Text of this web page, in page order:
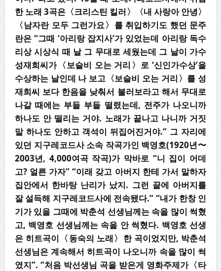
한 노래 3곡은〈크리스틴 킬러〉〈내 사랑아 안녕〉
〈남자란 모두 그런가요〉를 취입하기도 했던 문주
란은 “그때 ‘아리랑 잡지사’가 있었는데 아리랑 독수
리상 시상식 때 날 그 무대로 세웠는데 그 날이 가수
성재희씨가〈보슬비 오는 거리〉로 ‘신인가수상’을
수상하는 날인데 나 보고〈보슬비 오는 거리〉를 성
재희씨 보다 한음을 낮춰서 불러보라고 해서 무대로
나갈 때에는 부들 부들 떨렸는데, 전주가 나오니까
하나도 안 떨리는 거야. 노래가 끝나고 나니까 거짓
말 하나도 안하고 객석이 뒤집어진거야.” 그 자리에
있던 지구레코드사 소속 작곡가인 백영호(1920년〜
2003년, 4,000여곡 작곡)가 막바로 “니 집이 어데
고? 얼른 가자” “이래 갖고 아버지 한테 가서 말하자
집안에서 한바탕 난리가 났지. 그런 끝에 아버지를
잘 설득해 지구레코드사에 전속됐다.” “내가 한창 인
기가 있을 그때에 박춘석 선생님께는 속을 많이 썩혔
고, 백영호 선생님께는 속을 안썩혔다. 백영호 선생
은 히트곡이〈동숙의 노래〉한 곡이었지만, 박춘석
선생님은 계속해서 히트곡이 나오니까 속을 많이 썩
였지”. “처음 박선생님 곡을 받은게 영화주제가〈타